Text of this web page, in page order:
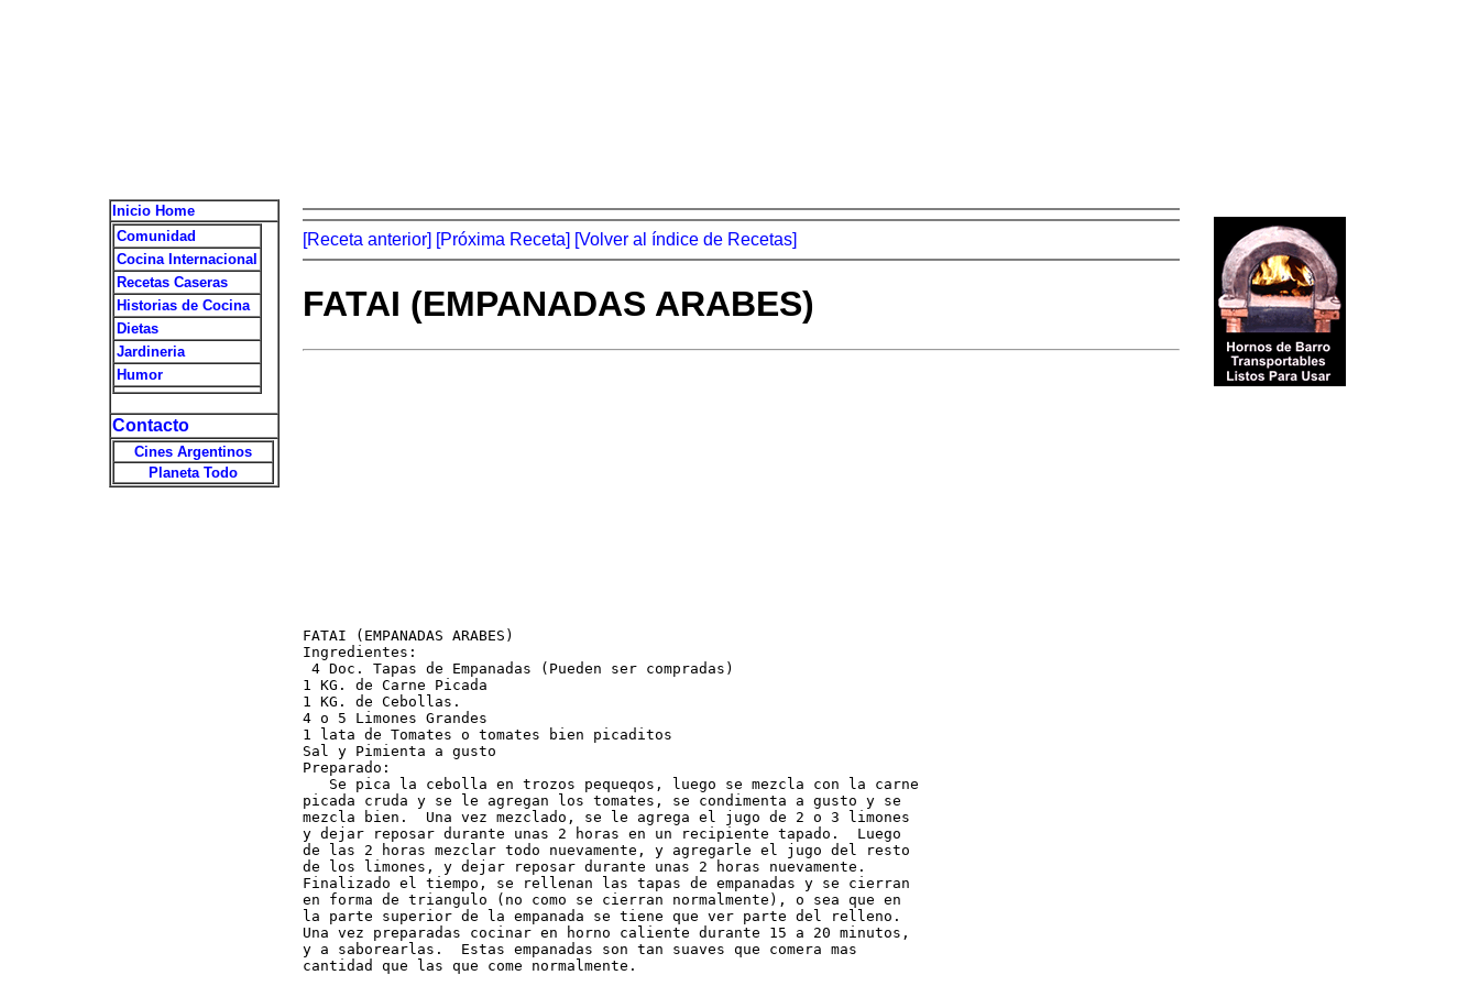
Inicio Home
Comunidad
Cocina Internacional
Recetas Caseras
Historias de Cocina
Dietas
Jardineria
Humor
Contacto
Cines Argentinos
Planeta Todo
[Receta anterior] [Próxima Receta] [Volver al índice de Recetas]
FATAI (EMPANADAS ARABES)
FATAI (EMPANADAS ARABES)
Ingredientes:
4 Doc. Tapas de Empanadas (Pueden ser compradas)
1 KG. de Carne Picada
1 KG. de Cebollas.
4 o 5 Limones Grandes
1 lata de Tomates o tomates bien picaditos
Sal y Pimienta a gusto
Preparado:
   Se pica la cebolla en trozos pequeqos, luego se mezcla con la carne
picada cruda y se le agregan los tomates, se condimenta a gusto y se
mezcla bien.  Una vez mezclado, se le agrega el jugo de 2 o 3 limones
y dejar reposar durante unas 2 horas en un recipiente tapado.  Luego
de las 2 horas mezclar todo nuevamente, y agregarle el jugo del resto
de los limones, y dejar reposar durante unas 2 horas nuevamente.
Finalizado el tiempo, se rellenan las tapas de empanadas y se cierran
en forma de triangulo (no como se cierran normalmente), o sea que en
la parte superior de la empanada se tiene que ver parte del relleno.
Una vez preparadas cocinar en horno caliente durante 15 a 20 minutos,
y a saborearlas.  Estas empanadas son tan suaves que comera mas
cantidad que las que come normalmente.